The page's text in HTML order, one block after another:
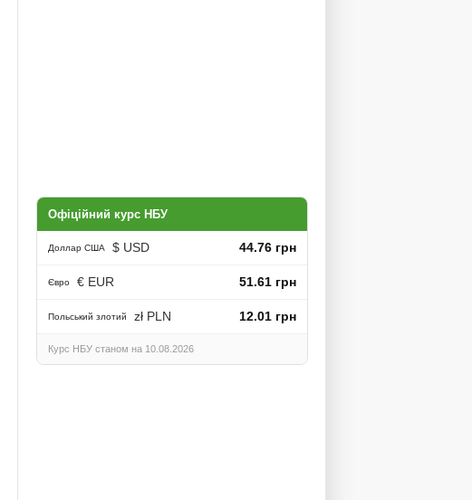
Офіційний курс НБУ
Доллар США $ USD 44.76 грн
Євро € EUR 51.61 грн
Польський злотий zł PLN 12.01 грн
Курс НБУ станом на 10.08.2026